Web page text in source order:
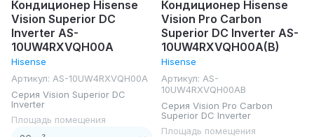
Кондиционер Hisense
Vision Superior DC
Inverter AS-
10UW4RXVQH00A
Hisense
Артикул: AS-10UW4RXVQH00A
Серия Vision Superior DC
Inverter
Площадь помещения
Кондиционер Hisense
Vision Pro Carbon
Superior DC Inverter AS-
10UW4RXVQH00A(B)
Hisense
Артикул: AS-
10UW4RXVQH00AB
Серия Vision Pro Carbon
Superior DC Inverter
Площадь помещения